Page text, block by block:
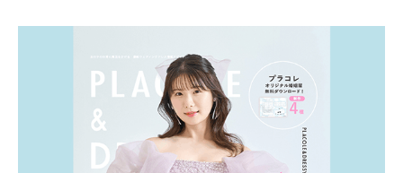
一番お得？」「プラコレの特典は？」といった疑問も
解決します。 まずは診断で候補を絞れる「ウェディ
ング診断」か、体験型 […]続きを読む